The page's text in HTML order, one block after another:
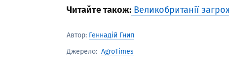
Читайте також: Великобританії
Автор: Геннадій Гнип
Джерело: AgroTimes